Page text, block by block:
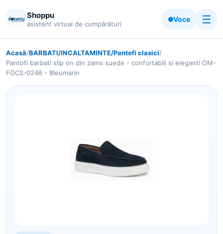
Shoppu
asistent virtual de cumpărături
Voce ☰
Acasă/BARBATI/INCALTAMINTE/Pantofi clasici/
Pantofi barbati slip on din zams suede - confortabili si eleganti OM-
FOCS-0246 - Bleumarin